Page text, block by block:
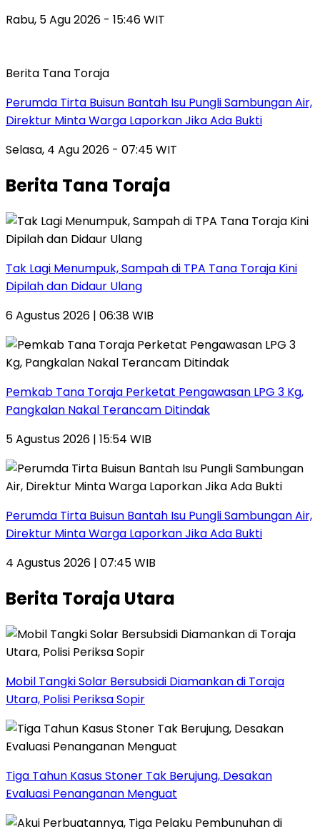
Rabu, 5 Agu 2026 - 15:46 WIT
Berita Tana Toraja
Perumda Tirta Buisun Bantah Isu Pungli Sambungan Air,
Direktur Minta Warga Laporkan Jika Ada Bukti
Selasa, 4 Agu 2026 - 07:45 WIT
Berita Tana Toraja
Tak Lagi Menumpuk, Sampah di TPA Tana Toraja Kini
Dipilah dan Didaur Ulang
6 Agustus 2026 | 06:38 WIB
Pemkab Tana Toraja Perketat Pengawasan LPG 3 Kg,
Pangkalan Nakal Terancam Ditindak
5 Agustus 2026 | 15:54 WIB
Perumda Tirta Buisun Bantah Isu Pungli Sambungan Air,
Direktur Minta Warga Laporkan Jika Ada Bukti
4 Agustus 2026 | 07:45 WIB
Berita Toraja Utara
Mobil Tangki Solar Bersubsidi Diamankan di Toraja
Utara, Polisi Periksa Sopir
Tiga Tahun Kasus Stoner Tak Berujung, Desakan
Evaluasi Penanganan Menguat